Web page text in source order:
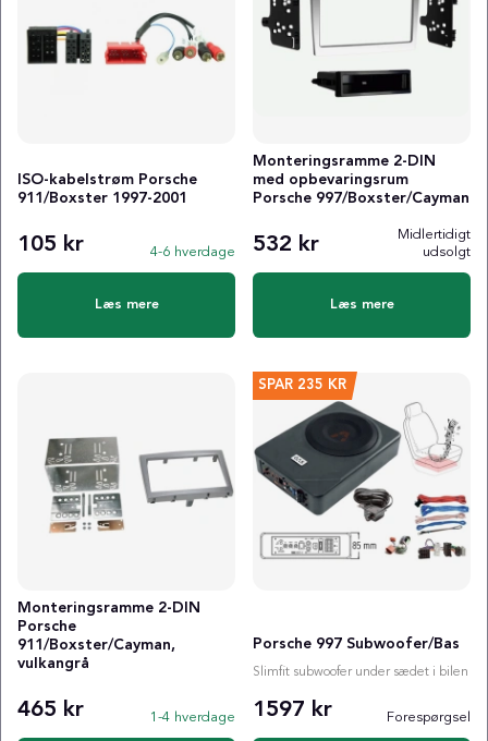
ISO-kabelstrøm Porsche
911/Boxster 1997-2001
105 kr 4-6 hverdage
Læs mere
Monteringsramme 2-DIN
med opbevaringsrum
Porsche 997/Boxster/Cayman
532 kr
Midlertidigt
udsolgt
Læs mere
Monteringsramme 2-DIN
Porsche
911/Boxster/Cayman,
vulkangrå
465 kr 1-4 hverdage
SPAR 235 KR
Porsche 997 Subwoofer/Bas
Slimfit subwoofer under sædet i bilen
1597 kr Forespørgsel